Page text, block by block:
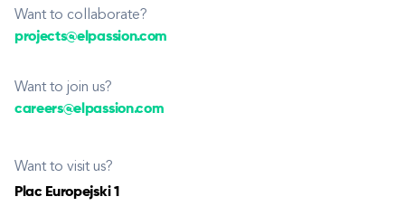
Want to collaborate?
projects@elpassion.com
Want to join us?
careers@elpassion.com
Want to visit us?
Plac Europejski 1